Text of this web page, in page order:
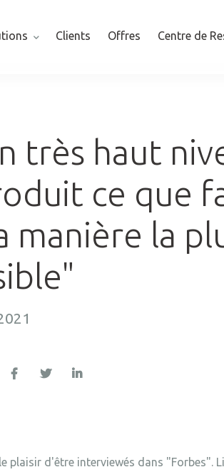
Clients Offres Centre de
très haut
ce que
manière la
plaisir d'être interviewés dans "Forbes".